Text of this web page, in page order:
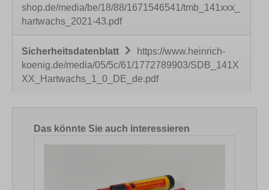
shop.de/media/be/18/88/1671546541/tmb_141xxx_
hartwachs_2021-43.pdf
Sicherheitsdatenblatt
https://www.heinrich-
koenig.de/media/05/5c/61/1772789903/SDB_141X
XX_Hartwachs_1_0_DE_de.pdf
Produktgalerie überspringen
Das könnte Sie auch interessieren